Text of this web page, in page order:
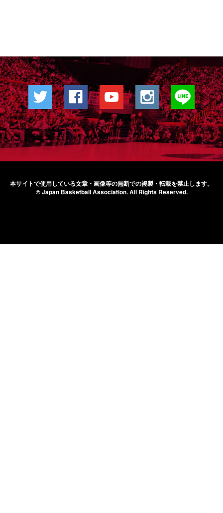
本サイトで使用している文章・画像等の無断での複製・転載を禁止します。
© Japan Basketball Association.All Rights Reserved.